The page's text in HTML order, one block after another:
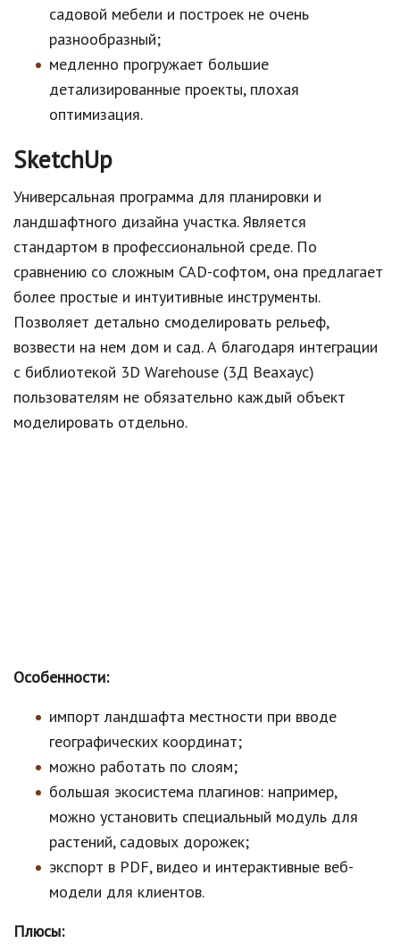
садовой мебели и построек не очень
разнообразный;
медленно прогружает большие
детализированные проекты, плохая
оптимизация.
SketchUp
Универсальная программа для планировки и
ландшафтного дизайна участка. Является
стандартом в профессиональной среде. По
сравнению со сложным CAD-софтом, она предлагает
более простые и интуитивные инструменты.
Позволяет детально смоделировать рельеф,
возвести на нем дом и сад. А благодаря интеграции
с библиотекой 3D Warehouse (3Д Веахаус)
пользователям не обязательно каждый объект
моделировать отдельно.
Особенности:
импорт ландшафта местности при вводе
географических координат;
можно работать по слоям;
большая экосистема плагинов: например,
можно установить специальный модуль для
растений, садовых дорожек;
экспорт в PDF, видео и интерактивные веб-
модели для клиентов.
Плюсы: